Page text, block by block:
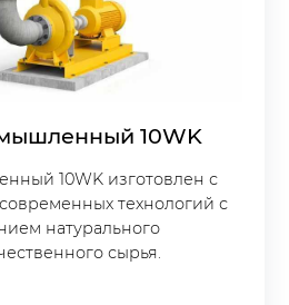
10WK
10WK изготовлен с
технологий с
натурального
сырья.